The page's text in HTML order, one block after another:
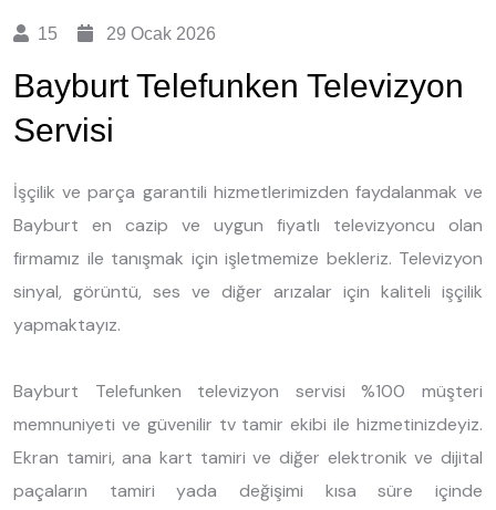
15 29 Ocak 2026
Bayburt Telefunken Televizyon
Servisi
İşçilik ve parça garantili hizmetlerimizden faydalanmak ve
Bayburt en cazip ve uygun fiyatlı televizyoncu olan
firmamız ile tanışmak için işletmemize bekleriz. Televizyon
sinyal, görüntü, ses ve diğer arızalar için kaliteli işçilik
yapmaktayız.
Bayburt Telefunken televizyon servisi %100 müşteri
memnuniyeti ve güvenilir tv tamir ekibi ile hizmetinizdeyiz.
Ekran tamiri, ana kart tamiri ve diğer elektronik ve dijital
paçaların tamiri yada değişimi kısa süre içinde